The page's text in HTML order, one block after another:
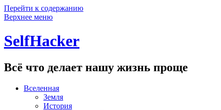
Перейти к содержанию
Верхнее меню
SelfHacker
Всё что делает нашу жизнь проще
Вселенная
Земля
История